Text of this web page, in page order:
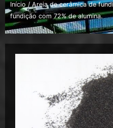
Início / Areia de cerâmica de
fundição com 72% de alumina.